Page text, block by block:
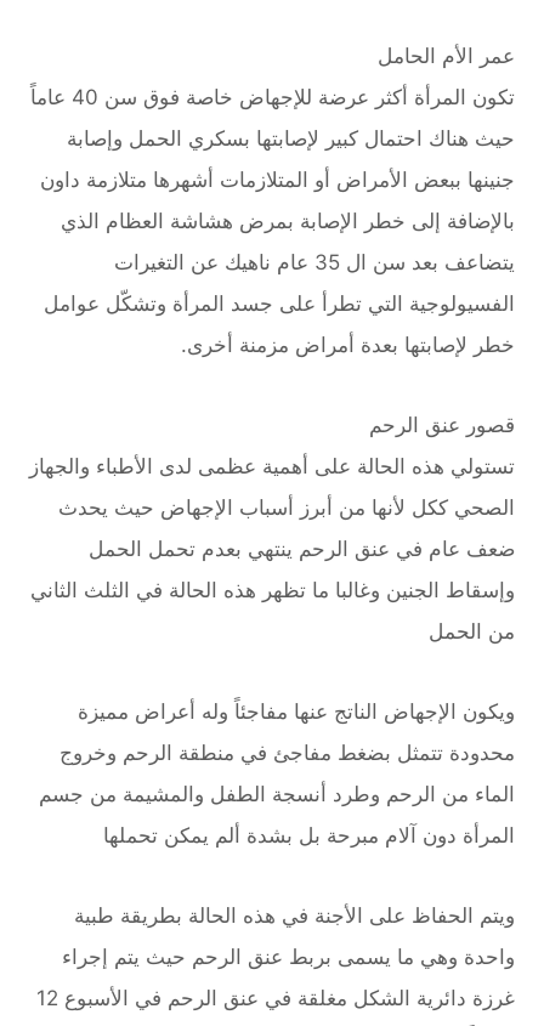
عمر الأم الحامل
تكون المرأة أكثر عرضة للإجهاض خاصة فوق سن 40 عاماً
حيث هناك احتمال كبير لإصابتها بسكري الحمل وإصابة
جنينها ببعض الأمراض أو المتلازمات أشهرها متلازمة داون
بالإضافة إلى خطر الإصابة بمرض هشاشة العظام الذي
يتضاعف بعد سن ال 35 عام ناهيك عن التغيرات
الفسيولوجية التي تطرأ على جسد المرأة وتشكّل عوامل
خطر لإصابتها بعدة أمراض مزمنة أخرى.
قصور عنق الرحم
تستولي هذه الحالة على أهمية عظمى لدى الأطباء والجهاز
الصحي ككل لأنها من أبرز أسباب الإجهاض حيث يحدث
ضعف عام في عنق الرحم ينتهي بعدم تحمل الحمل
وإسقاط الجنين وغالبا ما تظهر هذه الحالة في الثلث الثاني
من الحمل
ويكون الإجهاض الناتج عنها مفاجئاً وله أعراض مميزة
محدودة تتمثل بضغط مفاجئ في منطقة الرحم وخروج
الماء من الرحم وطرد أنسجة الطفل والمشيمة من جسم
المرأة دون آلام مبرحة بل بشدة ألم يمكن تحملها
ويتم الحفاظ على الأجنة في هذه الحالة بطريقة طبية
واحدة وهي ما يسمى بربط عنق الرحم حيث يتم إجراء
غرزة دائرية الشكل مغلقة في عنق الرحم في الأسبوع 12